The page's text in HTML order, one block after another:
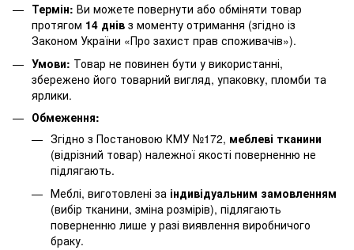
Термін: Ви можете повернути або обміняти товар
протягом 14 днів з моменту отримання (згідно із
Законом України «Про захист прав споживачів»).
Умови: Товар не повинен бути у використанні,
збережено його товарний вигляд, упаковку, пломби та
ярлики.
Обмеження:
Згідно з Постановою КМУ №172, меблеві тканини
(відрізний товар) належної якості поверненню не
підлягають.
Меблі, виготовлені за індивідуальним замовленням
(вибір тканини, зміна розмірів), підлягають
поверненню лише у разі виявлення виробничого
браку.